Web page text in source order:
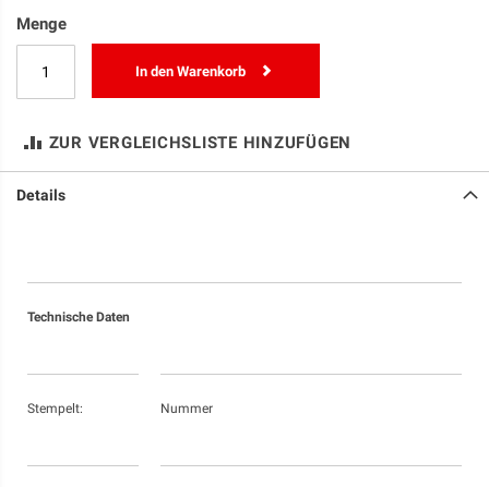
Menge
In den Warenkorb
ZUR VERGLEICHSLISTE HINZUFÜGEN
Details
Technische Daten
Stempelt: Nummer